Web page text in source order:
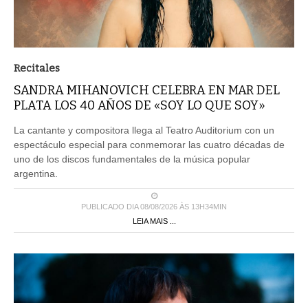
Recitales
SANDRA MIHANOVICH CELEBRA EN MAR DEL
PLATA LOS 40 AÑOS DE «SOY LO QUE SOY»
La cantante y compositora llega al Teatro Auditorium con un
espectáculo especial para conmemorar las cuatro décadas de
uno de los discos fundamentales de la música popular
argentina.
PUBLICADO DIA 08/08/2026 ÀS 13H34MIN
LEIA MAIS ...